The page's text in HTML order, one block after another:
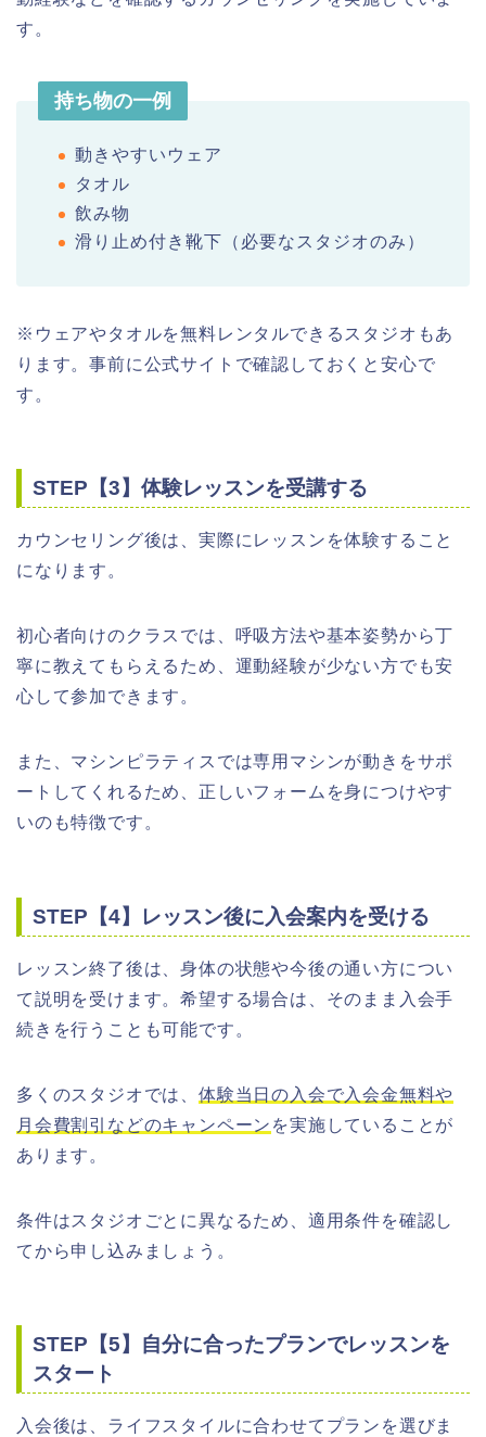
す。
持ち物の一例
動きやすいウェア
タオル
飲み物
滑り止め付き靴下（必要なスタジオのみ）
※ウェアやタオルを無料レンタルできるスタジオもあ
ります。事前に公式サイトで確認しておくと安心で
す。
STEP【3】体験レッスンを受講する
カウンセリング後は、実際にレッスンを体験すること
になります。
初心者向けのクラスでは、呼吸方法や基本姿勢から丁
寧に教えてもらえるため、運動経験が少ない方でも安
心して参加できます。
また、マシンピラティスでは専用マシンが動きをサポ
ートしてくれるため、正しいフォームを身につけやす
いのも特徴です。
STEP【4】レッスン後に入会案内を受ける
レッスン終了後は、身体の状態や今後の通い方につい
て説明を受けます。希望する場合は、そのまま入会手
続きを行うことも可能です。
多くのスタジオでは、体験当日の入会で入会金無料や
月会費割引などのキャンペーン を実施していることが
あります。
条件はスタジオごとに異なるため、適用条件を確認し
てから申し込みましょう。
STEP【5】自分に合ったプランでレッスンを
スタート
入会後は、ライフスタイルに合わせてプランを選びま